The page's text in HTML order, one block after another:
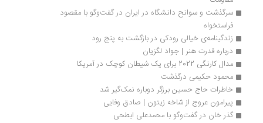
سرگذشت و سوانح دانشگاه در ایران در گفت‌وگو با مقصود
فراستخواه
زندگینامه‌ی خیالی رودکی در بازگشت به پنج رود
درباره قدرت هنر | جواد لگزیان
مدال کارنگی 2022 برای یک شیطان کوچک در آمریکا
محمود حکیمی درگذشت
خاطرات حاج حسین برزگر دوباره نمک‌گیر شد
پیرامون عروج از شاخه زیتون | صادق وفایی
گذر خان در گفت‌وگو با محمدعلی ابطحی